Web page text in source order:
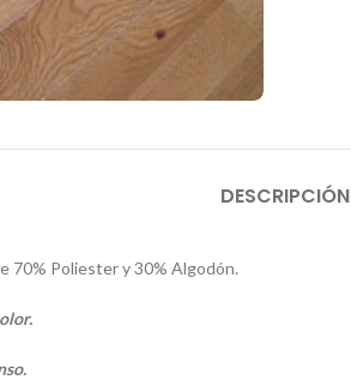
DESCRIPCIÓN
70% Poliester y 30% Algodón.